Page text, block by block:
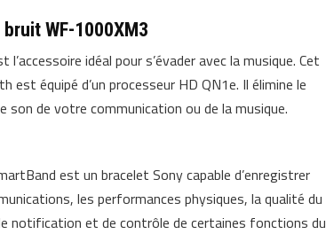
WF-1000XM3
idéal pour s’évader avec la musique. Cet
équipé d’un processeur HD QN1e. Il élimine le
son de votre communication ou de la musique.
est un bracelet Sony capable d’enregistrer
les performances physiques, la qualité du
notification et de contrôle de certaines fonctions du